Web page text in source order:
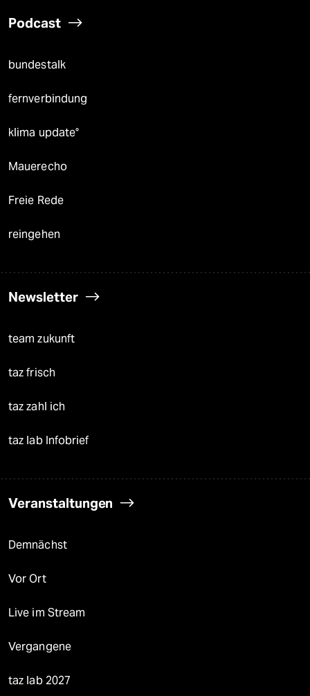
Podcast
bundestalk
fernverbindung
klima update°
Mauerecho
Freie Rede
reingehen
Newsletter
team zukunft
taz frisch
taz zahl ich
taz lab Infobrief
Veranstaltungen
Demnächst
Vor Ort
Live im Stream
Vergangene
taz lab 2027